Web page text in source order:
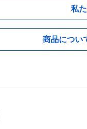
私
商品につい